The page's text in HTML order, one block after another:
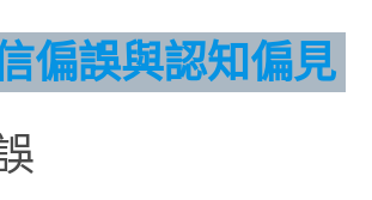
偏誤與認知偏見